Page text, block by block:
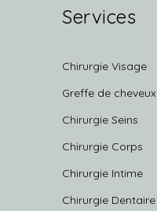
Services
Chirurgie Visage
Greffe de cheveux
Chirurgie Seins
Chirurgie Corps
Chirurgie Intime
Chirurgie Dentaire